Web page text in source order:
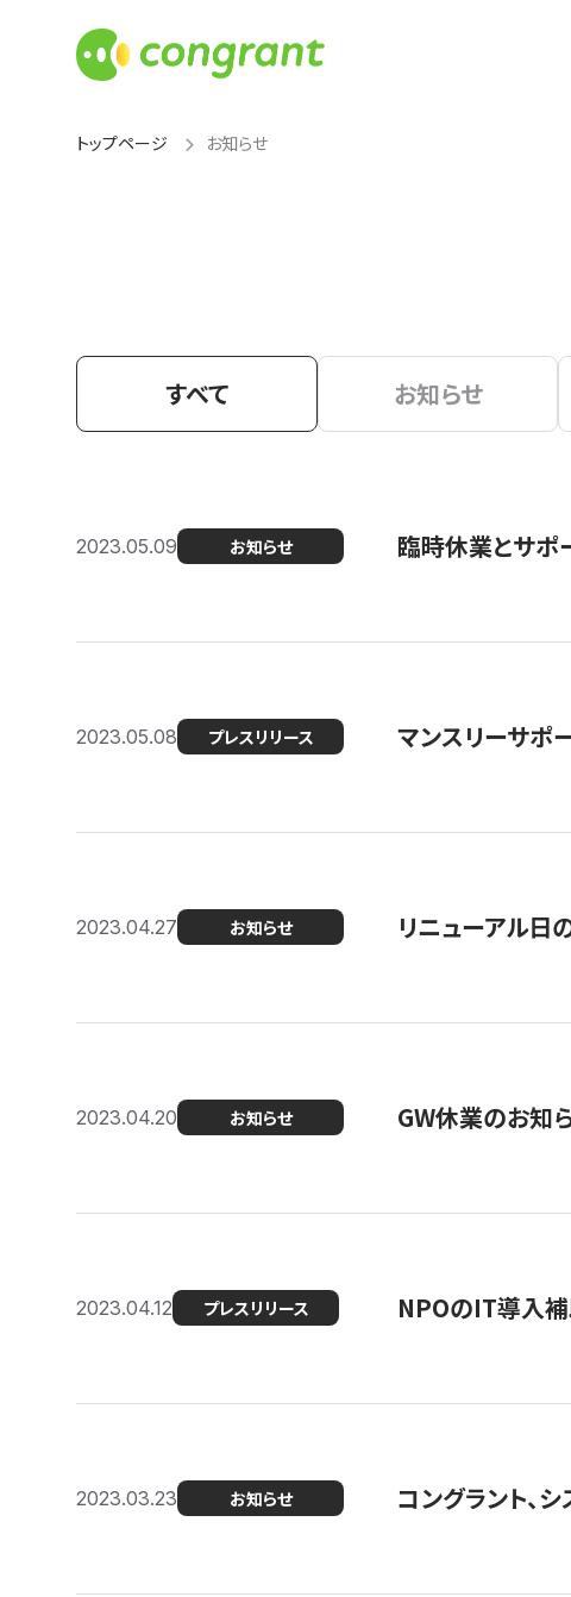
トップページ お知らせ
すべて お知らせ
2023.05.09 お知らせ 臨時休業とサポ
2023.05.08 プレスリリース マンスリーサポ
2023.04.27 お知らせ リニューアル日
2023.04.20 お知らせ GW休業のお知
2023.04.12 プレスリリース NPOのIT導入補
2023.03.23 お知らせ コングラント、